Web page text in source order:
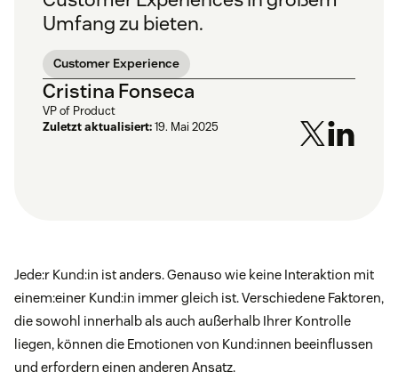
Umfang zu bieten.
Customer Experience
Cristina Fonseca
VP of Product
Zuletzt aktualisiert:19. Mai 2025
Jede:r Kund:in ist anders. Genauso wie keine Interaktion mit
einem:einer Kund:in immer gleich ist. Verschiedene Faktoren,
die sowohl innerhalb als auch außerhalb Ihrer Kontrolle
liegen, können die Emotionen von Kund:innen beeinflussen
und erfordern einen anderen Ansatz.